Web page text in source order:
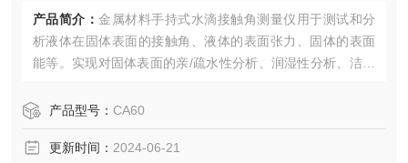
产品简介： 金属材料手持式水滴接触角测量仪用于测试和分
析液体在固体表面的接触角、液体的表面张力、固体的表面
能等。实现对固体表面的亲/疏水性分析、润湿性分析、洁净
展等过程分析。
产品型号： CA60
更新时间： 2024-06-21